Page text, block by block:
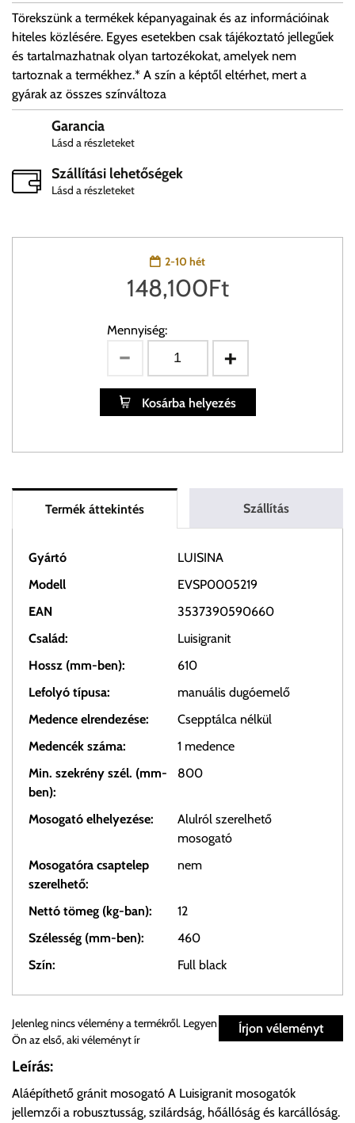
Törekszünk a termékek képanyagainak és az információinak
hiteles közlésére. Egyes esetekben csak tájékoztató jellegűek
és tartalmazhatnak olyan tartozékokat, amelyek nem
tartoznak a termékhez.* A szín a képtől eltérhet, mert a
gyárak az összes színváltoza
Garancia
Lásd a részleteket
Szállítási lehetőségek
Lásd a részleteket
2-10 hét
148,100Ft
Mennyiség:
Kosárba helyezés
Termék áttekintés Szállítás
Gyártó
LUISINA
Modell
EVSP0005219
EAN
3537390590660
Család:
Luisigranit
Hossz (mm-ben):
610
Lefolyó típusa:
manuális dugóemelő
Medence elrendezése:
Csepptálca nélkül
Medencék száma:
1 medence
Min. szekrény szél. (mm-
ben):
800
Mosogató elhelyezése:
Alulról szerelhető
mosogató
Mosogatóra csaptelep
szerelhető:
nem
Nettó tömeg (kg-ban):
12
Szélesség (mm-ben):
460
Szín:
Full black
Személyes átvétel:
Önnek lehetősége van rendelését a beérkezést követően
előre egyeztetett időpontban.
Írjon véleményt
Jelenleg nincs vélemény a termékről. Legyen
Ön az első, aki véleményt ír
Leírás:
Aláépíthető gránit mosogató A Luisigranit mosogatók
jellemzői a robusztusság, szilárdság, hőállóság és karcállóság.